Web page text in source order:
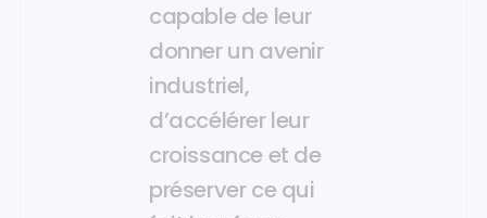
capable de leur
donner un avenir
industriel,
d’accélérer leur
croissance et de
préserver ce qui